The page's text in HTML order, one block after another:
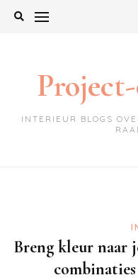
INTERIEUR BLOGS
Breng kleur naar